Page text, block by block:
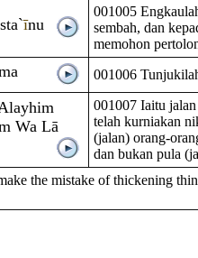
īnu
001005
sembah, dan
memohon
001006
m
Wa Lā
001007 Iaitu
telah kurniakan
(jalan) orang-
dan bukan pula
the mistake of thickening